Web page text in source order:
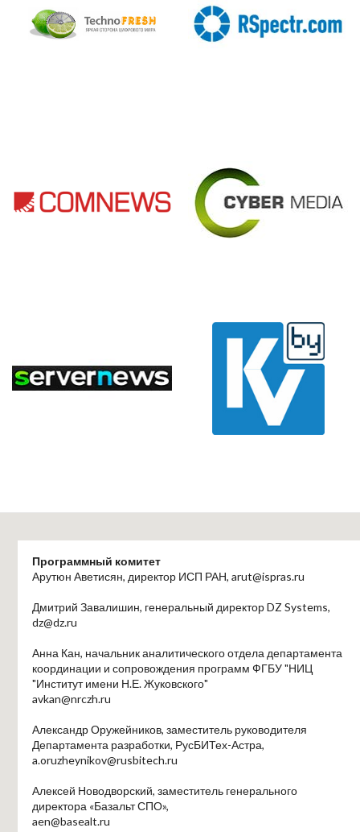
Программный комитет
Арутюн Аветисян, директор ИСП РАН, arut@ispras.ru
Дмитрий Завалишин, генеральный директор DZ Systems,
dz@dz.ru
Анна Кан, начальник аналитического отдела департамента
координации и сопровождения программ ФГБУ "НИЦ
"Институт имени Н.Е. Жуковского"
avkan@nrczh.ru
Александр Оружейников, заместитель руководителя
Департамента разработки, РусБИТех-Астра,
a.oruzheynikov@rusbitech.ru
Алексей Новодворский, заместитель генерального
директора «Базальт СПО»,
aen@basealt.ru